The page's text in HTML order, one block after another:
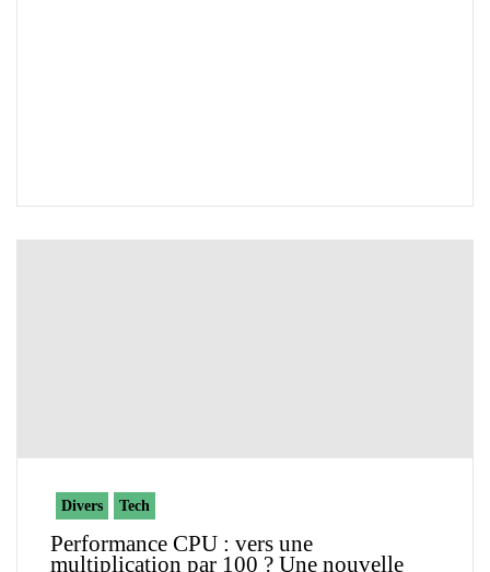
Divers Tech
Performance CPU : vers une
multiplication par 100 ? Une nouvelle